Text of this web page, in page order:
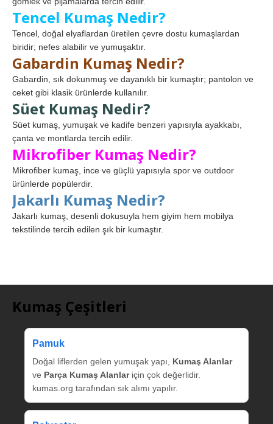
Tencel Kumaş Nedir?
Tencel, doğal elyaflardan üretilen çevre dostu kumaşlardan
biridir; nefes alabilir ve yumuşaktır.
Gabardin Kumaş Nedir?
Gabardin, sık dokunmuş ve dayanıklı bir kumaştır; pantolon ve
ceket gibi klasik ürünlerde kullanılır.
Süet Kumaş Nedir?
Süet kumaş, yumuşak ve kadife benzeri yapısıyla ayakkabı,
çanta ve montlarda tercih edilir.
Mikrofiber Kumaş Nedir?
Mikrofiber kumaş, ince ve güçlü yapısıyla spor ve outdoor
ürünlerde popülerdir.
Jakarlı Kumaş Nedir?
Jakarlı kumaş, desenli dokusuyla hem giyim hem mobilya
tekstilinde tercih edilen şık bir kumaştır.
Kumaş Çeşitleri
Pamuk
Doğal liflerden gelen yumuşak yapı, Kumaş Alanlar
ve Parça Kumaş Alanlariçin çok değerlidir.
kumas.org tarafından sık alımı yapılır.